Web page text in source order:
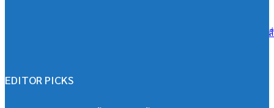
ดีน่ารีเฟรชแบรนด์ครั้งใหญ่ ดึง BamBam ถ่ายทอดภาพลักษณ์ใหม่ ผ่าน
EDITOR PICKS